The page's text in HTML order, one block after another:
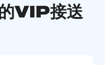
VIP接送